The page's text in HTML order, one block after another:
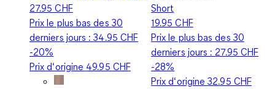
27.95 CHF
Prix le plus bas des 30
derniers jours :34.95 CHF
-20%
Prix d‘origine 49.95 CHF
Short
19.95 CHF
Prix le plus bas des 30
derniers jours : 27.95 CHF
-28%
Prix d‘origine32.95 CHF